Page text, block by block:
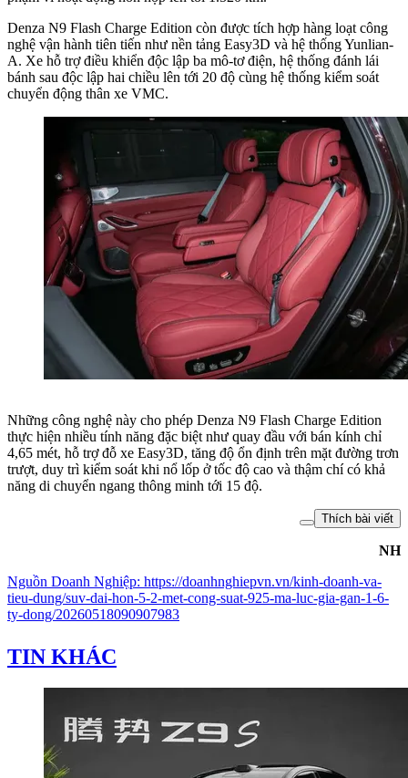
Denza N9 Flash Charge Edition còn được tích hợp hàng loạt công
nghệ vận hành tiên tiến như nền tảng Easy3D và hệ thống Yunlian-
A. Xe hỗ trợ điều khiển độc lập ba mô-tơ điện, hệ thống đánh lái
bánh sau độc lập hai chiều lên tới 20 độ cùng hệ thống kiểm soát
chuyển động thân xe VMC.
Những công nghệ này cho phép Denza N9 Flash Charge Edition
thực hiện nhiều tính năng đặc biệt như quay đầu với bán kính chỉ
4,65 mét, hỗ trợ đỗ xe Easy3D, tăng độ ổn định trên mặt đường trơn
trượt, duy trì kiểm soát khi nổ lốp ở tốc độ cao và thậm chí có khả
năng di chuyển ngang thông minh tới 15 độ.
Thích bài viết
NH
Nguồn Doanh Nghiệp: https://doanhnghiepvn.vn/kinh-doanh-va-
tieu-dung/suv-dai-hon-5-2-met-cong-suat-925-ma-luc-gia-gan-1-6-
ty-dong/20260518090907983
TIN KHÁC